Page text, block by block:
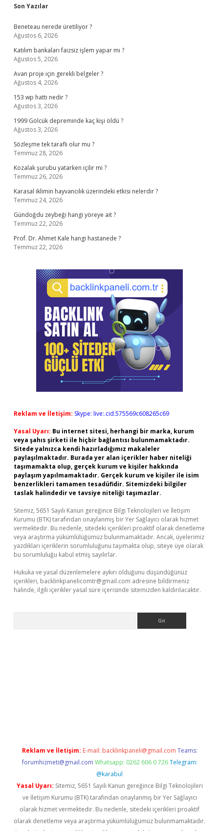
Sidebar
Son Yazılar
Beneteau nerede üretiliyor ?
Ağustos 6, 2026
Katılım bankaları faizsiz işlem yapar mı ?
Ağustos 5, 2026
Avan proje için gerekli belgeler ?
Ağustos 4, 2026
153 wp hattı nedir ?
Ağustos 3, 2026
1999 Gölcük depreminde kaç kişi öldü ?
Ağustos 3, 2026
Sözleşme tek taraflı olur mu ?
Temmuz 28, 2026
Kozalak şurubu yatarken içilir mi ?
Temmuz 26, 2026
Karasal iklimin hayvancılık üzerindeki etkisi nelerdir ?
Temmuz 24, 2026
Gündoğdu zeybeği hangi yöreye ait ?
Temmuz 22, 2026
Prof. Dr. Ahmet Kale hangi hastanede ?
Temmuz 22, 2026
Reklam ve İletişim: Skype: live:.cid.575569c608265c69
Yasal Uyarı: Bu internet sitesi, herhangi bir marka, kurum
veya şahıs şirketi ile hiçbir bağlantısı bulunmamaktadır.
Sitede yalnızca kendi hazırladığımız makaleler
paylaşılmaktadır. Burada yer alan içerikler haber niteliği
taşımamakta olup, gerçek kurum ve kişiler hakkında
paylaşım yapılmamaktadır. Gerçek kurum ve kişiler ile isim
benzerlikleri tamamen tesadüfidir. Sitemizdeki bilgiler
taslak halindedir ve tavsiye niteliği taşımazlar.
Sitemiz, 5651 Sayılı Kanun gereğince Bilgi Teknolojileri ve İletişim
Kurumu (BTK) tarafından onaylanmış bir Yer Sağlayıcı olarak hizmet
vermektedir. Bu nedenle, sitedeki içerikleri proaktif olarak denetleme
veya araştırma yükümlülüğümüz bulunmamaktadır. Ancak, üyelerimiz
yazdıkları içeriklerin sorumluluğunu taşımakta olup, siteye üye olarak
bu sorumluluğu kabul etmiş sayılırlar.
Hukuka ve yasal düzenlemelere aykırı olduğunu düşündüğünüz
içerikleri, backlinkpanelicomtr@gmail.com adresine bildirmeniz
halinde, ilgili içerikler yasal süre içerisinde sitemizden kaldırılacaktır.
Reklam ve İletişim: E-mail: backlinkpaneli@gmail.com Teams:
forumhizmeti@gmail.com Whatsapp: 0262 606 0 726 Telegram:
@karabul
Yasal Uyarı: Sitemiz, 5651 Sayılı Kanun gereğince Bilgi Teknolojileri
ve İletişim Kurumu (BTK) tarafından onaylanmış bir Yer Sağlayıcı
olarak hizmet vermektedir. Bu nedenle, sitedeki içerikleri proaktif
olarak denetleme veya araştırma yükümlülüğümüz bulunmamaktadır.